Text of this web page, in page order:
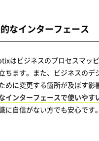
なインターフェース
はビジネスのプロセスマッ
ちます。また、ビジネスのデ
めに変更する箇所が及ぼす影
インターフェースで使いやす
に自信がない方でも安心です。